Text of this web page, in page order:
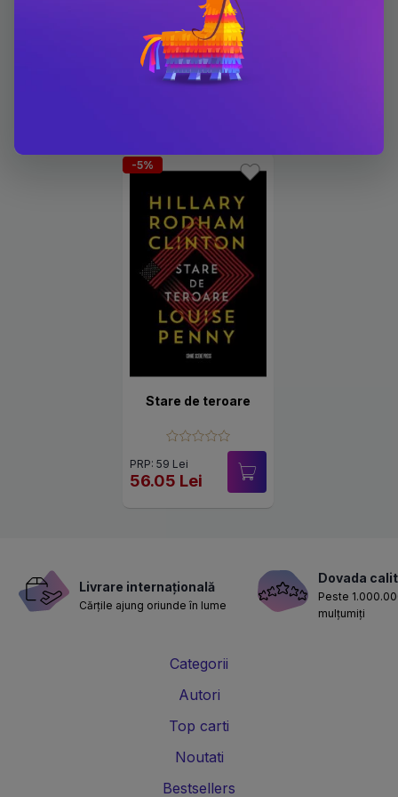
Carti scrise de Hillary
-5%
Stare de teroare
PRP: 59 Lei
56.05 Lei
Livrare internațională
Cărțile ajung oriunde în lume
Dovada
Peste
mulțumiți
Categorii
Autori
Top carti
Noutati
Bestsellers